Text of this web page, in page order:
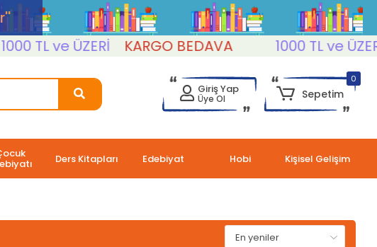
TL ve ÜZERİ KARGO BEDAVA 1000 TL ve ÜZERİ
Giriş Yap
Üye Ol
0
Sepetim
Ders Kitapları Edebiyat Hobi Kişisel Gelişim